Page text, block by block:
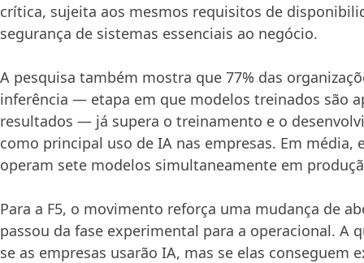
crítica, sujeita aos mesmos requisitos de
segurança de sistemas essenciais ao negócio.
A pesquisa também mostra que 77% das
inferência — etapa em que modelos treinados são
resultados — já supera o treinamento e o
como principal uso de IA nas empresas. Em média,
operam sete modelos simultaneamente em
Para a F5, o movimento reforça uma mudança de
passou da fase experimental para a operacional. A
se as empresas usarão IA, mas se elas conseguem